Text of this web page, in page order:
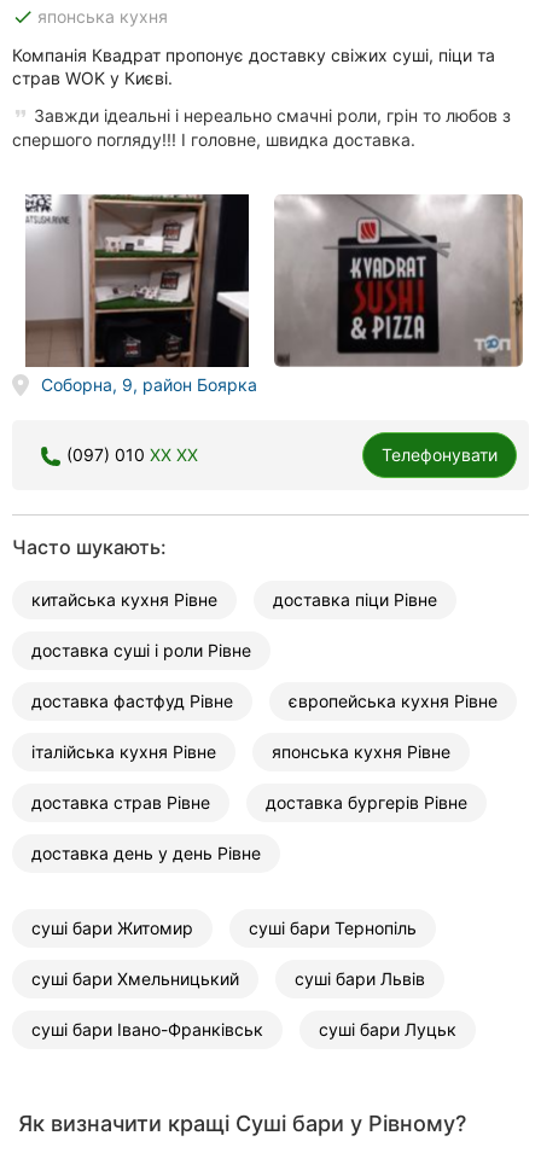
done японська кухня
Компанія Квадрат пропонує доставку свіжих суші, піци та
страв WOK у Києві.
Завжди ідеальні і нереально смачні роли, грін то любов з
спершого погляду!!! І головне, швидка доставка.
Соборна, 9, район Боярка
(097) 010 XX XX Телефонувати
Часто шукають:
китайська кухня Рівне доставка піци Рівне
доставка суші і роли Рівне
доставка фастфуд Рівне європейська кухня Рівне
італійська кухня Рівне японська кухня Рівне
доставка страв Рівне доставка бургерів Рівне
доставка день у день Рівне
суші бари Житомир суші бари Тернопіль
суші бари Хмельницький суші бари Львів
суші бари Івано-Франківськ суші бари Луцьк
Як визначити кращі Суші бари у Рівному?